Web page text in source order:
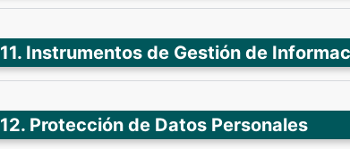
11. Instrumentos de Gestión de
12. Protección de Datos Personales